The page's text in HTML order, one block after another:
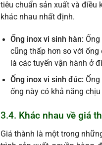
tiêu chuẩn sản xuất và điều
khác nhau nhất định.
Ống inox vi sinh hàn:
cũng thấp hơn so với
là các tuyến vận hành ở
Ống inox vi sinh đúc:
ống này có khả năng
3.4. Khác nhau về giá
Giá thành là một trong